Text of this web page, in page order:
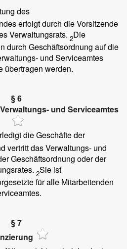
des
erfolgt durch die Vorsitzende
Verwaltungsrats. 2Die
durch Geschäftsordnung auf die
und Serviceamtes
übertragen werden.
§ 6
und Serviceamtes
die Geschäfte der
vertritt das Verwaltungs- und
Geschäftsordnung oder der
2Sie ist
für alle Mitarbeitenden
§ 7